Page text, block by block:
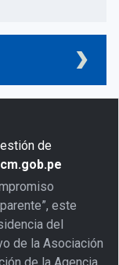
de
este
del
de la Asociación